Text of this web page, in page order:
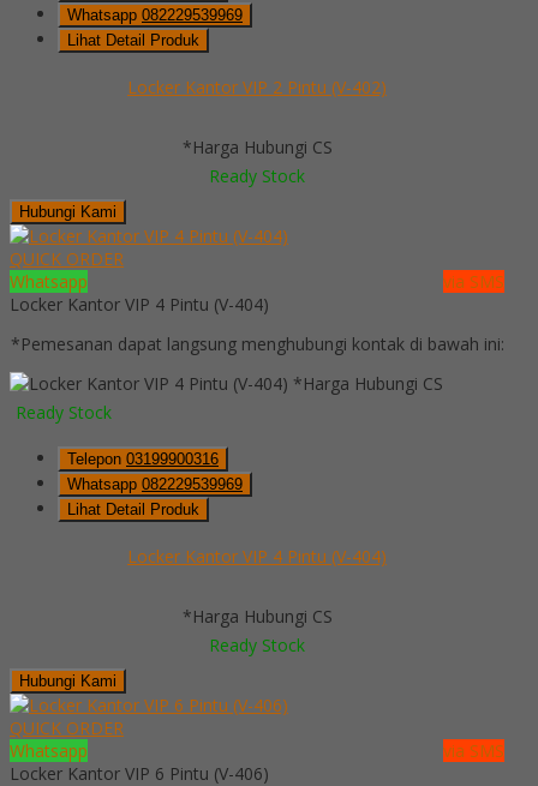
Whatsapp 082229539969
Lihat Detail Produk
Locker Kantor VIP 2 Pintu (V-402)
*Harga Hubungi CS
Ready Stock
Hubungi Kami
QUICK ORDER
Whatsapp
via SMS
Locker Kantor VIP 4 Pintu (V-404)
*Pemesanan dapat langsung menghubungi kontak di bawah ini:
*Harga Hubungi CS
Ready Stock
Telepon 03199900316
Whatsapp 082229539969
Lihat Detail Produk
Locker Kantor VIP 4 Pintu (V-404)
*Harga Hubungi CS
Ready Stock
Hubungi Kami
QUICK ORDER
Whatsapp
via SMS
Locker Kantor VIP 6 Pintu (V-406)